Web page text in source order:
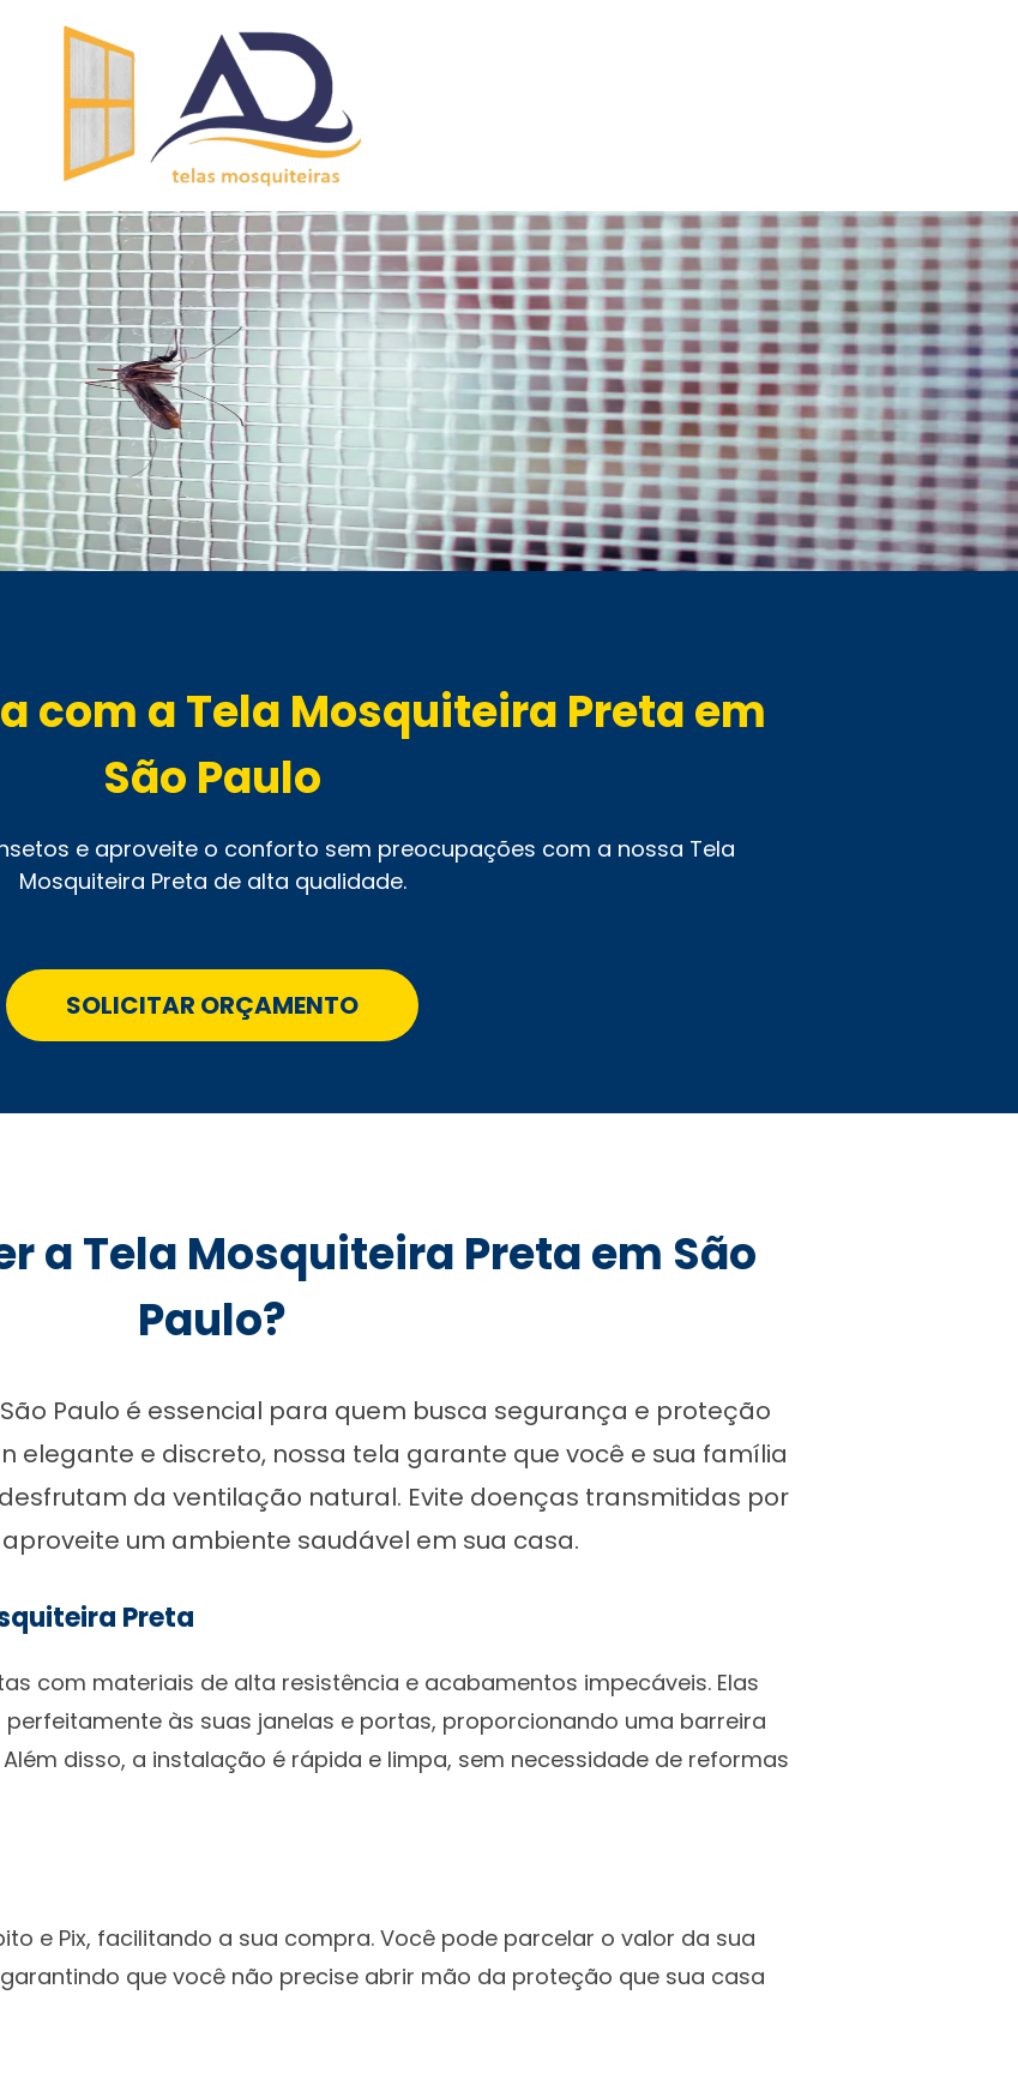
com a Tela Mosquiteira Preta em
São Paulo
e aproveite o conforto sem preocupações com a nossa Tela
Mosquiteira Preta de alta qualidade.
SOLICITAR ORÇAMENTO
a Tela Mosquiteira Preta em São
Paulo?
Paulo é essencial para quem busca segurança e proteção
elegante e discreto, nossa tela garante que você e sua família
da ventilação natural. Evite doenças transmitidas por
um ambiente saudável em sua casa.
Preta
com materiais de alta resistência e acabamentos impecáveis. Elas
às suas janelas e portas, proporcionando uma barreira
disso, a instalação é rápida e limpa, sem necessidade de reformas
e Pix, facilitando a sua compra. Você pode parcelar o valor da sua
garantindo que você não precise abrir mão da proteção que sua casa